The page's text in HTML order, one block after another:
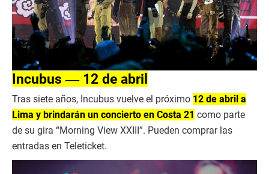
Incubus ― 12 de abril
Tras siete años, Incubus vuelve el próximo 12 de abril a
Lima y brindarán un concierto en Costa 21 como parte
de su gira “Morning View XXIII”. Pueden comprar las
entradas en Teleticket.